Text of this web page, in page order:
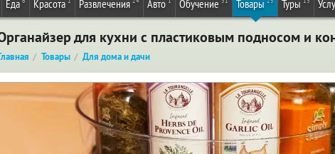
Еда Красота Развлечения Авто Обучение Товары Туры
для кухни с пластиковым подносом и
Товары Для дома и дачи